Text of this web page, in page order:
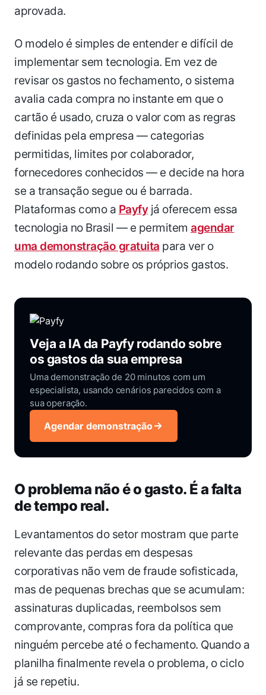
aprovada.
O modelo é simples de entender e difícil de
implementar sem tecnologia. Em vez de
revisar os gastos no fechamento, o sistema
avalia cada compra no instante em que o
cartão é usado, cruza o valor com as regras
definidas pela empresa — categorias
permitidas, limites por colaborador,
fornecedores conhecidos — e decide na hora
se a transação segue ou é barrada.
Plataformas como a Payfyjá oferecem essa
tecnologia no Brasil — e permitem agendar
uma demonstração gratuita para ver o
modelo rodando sobre os próprios gastos.
Veja a IA da Payfy rodando sobre
os gastos da sua empresa
Uma demonstração de 20 minutos com um
especialista, usando cenários parecidos com a
sua operação.
Agendar demonstração
O problema não é o gasto. É a falta
de tempo real.
Levantamentos do setor mostram que parte
relevante das perdas em despesas
corporativas não vem de fraude sofisticada,
mas de pequenas brechas que se acumulam:
assinaturas duplicadas, reembolsos sem
comprovante, compras fora da política que
ninguém percebe até o fechamento. Quando a
planilha finalmente revela o problema, o ciclo
já se repetiu.